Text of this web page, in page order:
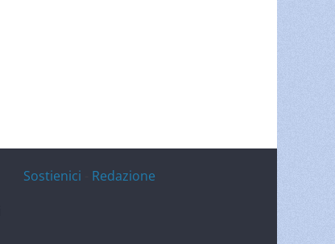
Sostienici Redazione